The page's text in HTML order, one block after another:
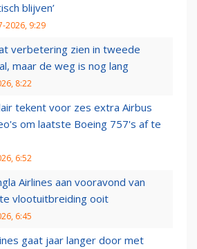
blijven’
2026, 9:29
verbetering zien in tweede
maar de weg is nog lang
8:22
tekent voor zes extra Airbus
om laatste Boeing 757's af te
6:52
Airlines aan vooravond van
vlootuitbreiding ooit
6:45
gaat jaar langer door met